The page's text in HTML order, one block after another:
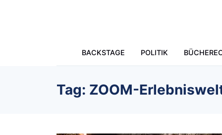
BACKSTAGE POLITIK
Tag: ZOOM-